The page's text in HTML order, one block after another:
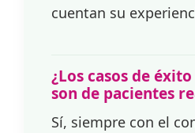
cuentan su
¿Los casos de
son de pacientes
Sí, siempre con el